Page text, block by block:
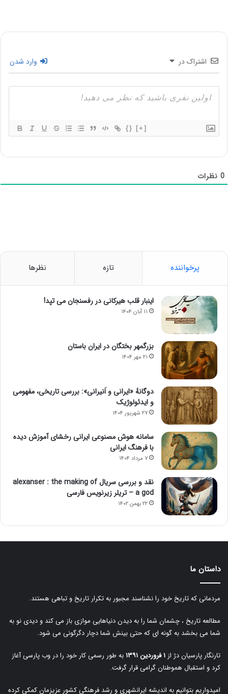
اشتراک در وارد شدن
{} [+]
0 نظرات
پرخواننده تازه نظرها
اینبار قلب هیرکانی در رفسنجان می تپد!
۱۱ آبان ۱۴۰۴
بزرگمهر بختگان در ایران باستان
۲۱ مهر ۱۴۰۴
دوگانهٔ «ایرانی و اَنیرانی»: بررسی تاریخی، مفهومی
و ایدئولوژیک
۲۷ شهریور ۱۴۰۴
سامانه هوش مصنوعی ایرانی رخشای آموزش دیده
با فرهنگ ایرانی
۷ مرداد ۱۴۰۴
نقد و بررسی سریال alexanser : the making of
a god – تریلر زیرنویس فارسی
۲۲ بهمن ۱۴۰۲
داستان ما
مردمانی که تاریخ خود را نشناسند مجبور به تکرار تاریخ و تباهی هستند.
مطالعه تاریخ ، چشمان شما را به دیدن دنیاهایی موازی باز می کند و دیدی نو به
شما می بخشد به گونه ای که حتی بینش شما دچار دگرگونی می شود.
تارنگار پارسیان دژ از۱ فروردین ۱۳۹۱
به طور رسمی کار خود را در وب پارسی آغاز
کرد و استقبال هموطنان گرامی قرار گرفت.
امیدواریم بتوانیم به اندیشه ایرانشهری و رشد فرهنگی کشور عزیزمان کمکی کرده